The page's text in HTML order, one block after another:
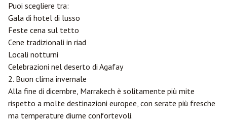
Puoi scegliere tra:
Gala di hotel di lusso
Feste cena sul tetto
Cene tradizionali in riad
Locali notturni
Celebrazioni nel deserto di Agafay
2. Buon clima invernale
Alla fine di dicembre, Marrakech è solitamente più mite
rispetto a molte destinazioni europee, con serate più fresche
ma temperature diurne confortevoli.